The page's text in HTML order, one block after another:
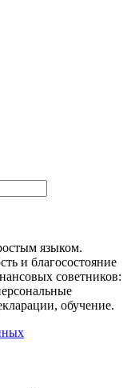
языком.
и благосостояние
советников:
обучение.